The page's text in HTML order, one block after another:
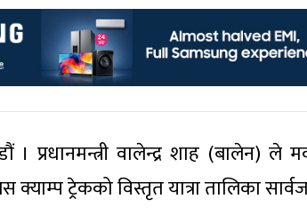
। प्रधानमन्त्री वालेन्द्र शाह (बालेन) ले
ट्रेकको विस्तृत यात्रा तालिका